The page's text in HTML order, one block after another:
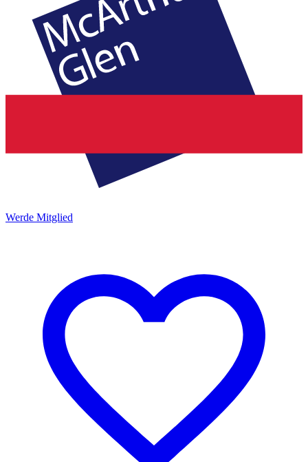
Werde Mitglied